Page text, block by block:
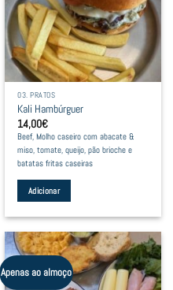
03. PRATOS
Kali Hambúrguer
14,00€
Beef, Molho caseiro com abacate &
miso, tomate, queijo, pão brioche e
batatas fritas caseiras
Adicionar
Apenas ao almoço